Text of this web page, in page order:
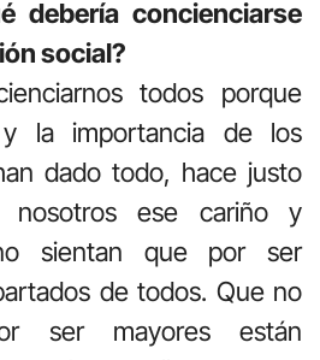
debería concienciarse
social?
todos porque
la importancia de los
dado todo, hace justo
nosotros ese cariño y
sientan que por ser
de todos. Que no
ser mayores están